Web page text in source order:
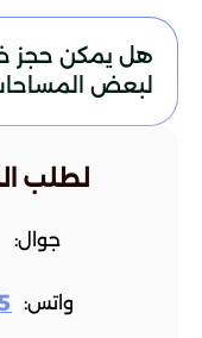
هل يمكن حجز
لبعض
لطلب
جوال:
واتس: